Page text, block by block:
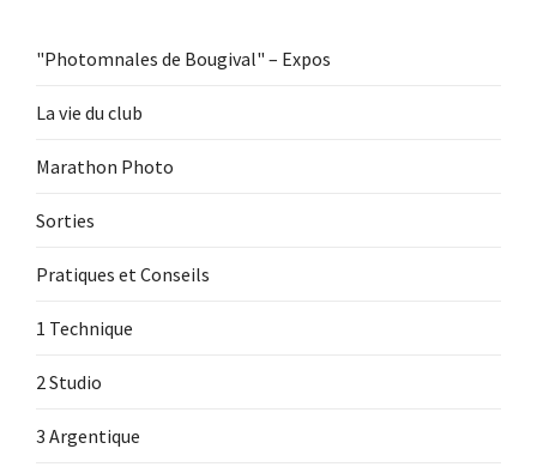
"Photomnales de Bougival" – Expos
La vie du club
Marathon Photo
Sorties
Pratiques et Conseils
1 Technique
2 Studio
3 Argentique